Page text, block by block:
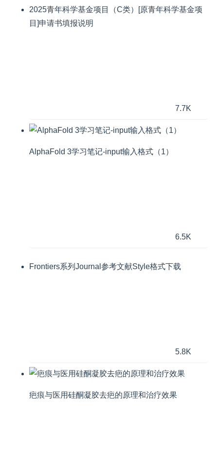
2025青年科学基金项目（C类）[原青年科学基金项
目]申请书填报说明
7.7K
AlphaFold 3学习笔记-input输入格式（1）
6.5K
Frontiers系列Journal参考文献Style格式下载
5.8K
疤痕与医用硅酮凝胶去疤的原理和治疗效果